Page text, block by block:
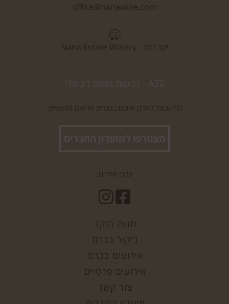
office@nanawine.com
יקב ננה - Nana Estate Winery
כדי שנוכל לעדכן אתכם בדברים חדשים ומרגשים:
עקבו אחרינו:
חנות היקב
ביקור בכרם
אירועים בכרם
אירועים פרטיים
צור קשר